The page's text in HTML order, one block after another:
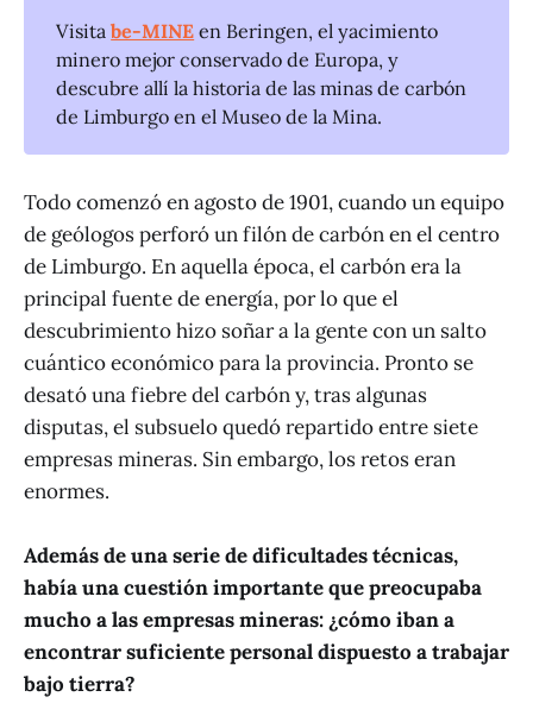
Visitabe-MINE en Beringen, el yacimiento
minero mejor conservado de Europa, y
descubre allí la historia de las minas de carbón
de Limburgo en el Museo de la Mina.
Todo comenzó en agosto de 1901, cuando un equipo
de geólogos perforó un filón de carbón en el centro
de Limburgo. En aquella época, el carbón era la
principal fuente de energía, por lo que el
descubrimiento hizo soñar a la gente con un salto
cuántico económico para la provincia. Pronto se
desató una fiebre del carbón y, tras algunas
disputas, el subsuelo quedó repartido entre siete
empresas mineras. Sin embargo, los retos eran
enormes.
Además de una serie de dificultades técnicas,
había una cuestión importante que preocupaba
mucho a las empresas mineras: ¿cómo iban a
encontrar suficiente personal dispuesto a trabajar
bajo tierra?